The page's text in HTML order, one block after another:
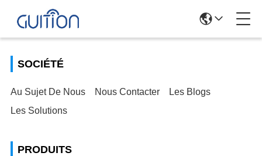
SOCIÉTÉ
Au Sujet De Nous Nous Contacter
Les Blogs
Les Solutions
PRODUITS